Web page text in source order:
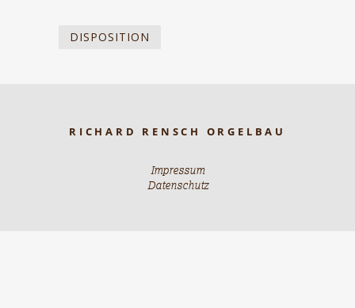
DISPOSITION
RICHARD RENSCH ORGELBAU
Impressum
Datenschutz